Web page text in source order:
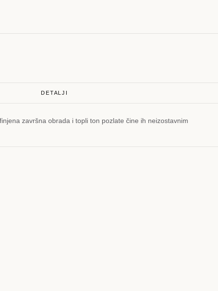
DETALJI
završna obrada i topli ton pozlate čine ih neizostavnim